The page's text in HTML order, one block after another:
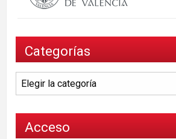
Categorías
Categorías
Acceso